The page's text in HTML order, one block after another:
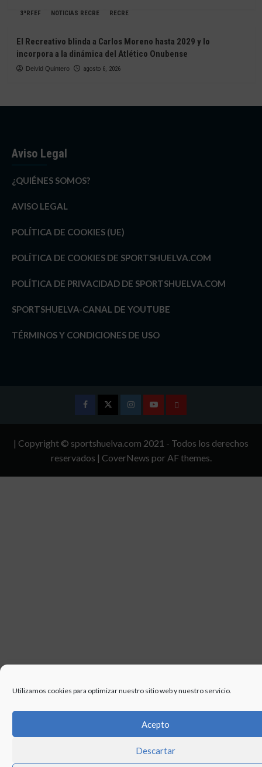
Utilizamos cookies para optimizar nuestro sitio web y nuestro servicio.
Acepto
Descartar
3ªRFEF NOTICIAS RECRE RECRE
El Recreativo blinda a Carlos Moreno hasta 2029 y lo
incorpora a la dinámica del Atlético Onubense
Deivid Quintero agosto 6, 2026
Aviso Legal
¿QUIÉNES SOMOS?
AVISO LEGAL
POLÍTICA DE COOKIES (UE)
POLÍTICA DE COOKIES DE SPORTSHUELVA.COM
POLÍTICA DE PRIVACIDAD DE SPORTSHUELVA.COM
SPORTSHUELVA-CANAL DE YOUTUBE
TÉRMINOS Y CONDICIONES DE USO
InstagramYoutubeTÉRMINOS
CONDICIONES
| Copyright © sportshuelva.com 2021 - Todos los derechos
reservados | CoverNews por AF themes.